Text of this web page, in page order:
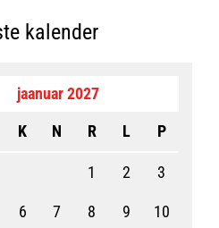
kalender
jaanuar 2027
K N R L P
1 2 3
6 7 8 9 10